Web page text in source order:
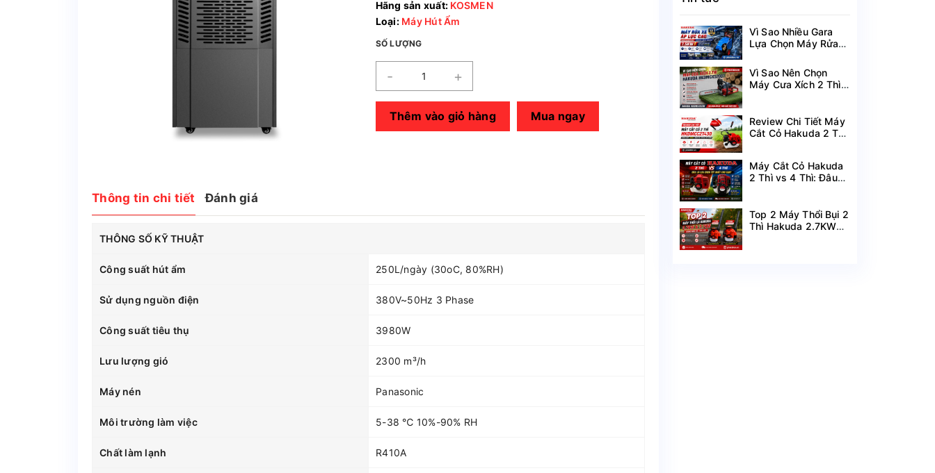
Hãng sản xuất: KOSMEN
Loại:Máy Hút Ẩm
SỐ LƯỢNG
- +
Thêm vào giỏ hàng Mua ngay
Thông tin chi tiết Đánh giá
THÔNG SỐ KỸ THUẬT
Công suất hút ẩm 250L/ngày (30oC, 80%RH)
Sử dụng nguồn điện 380V~50Hz 3 Phase
Công suất tiêu thụ 3980W
Lưu lượng gió 2300 m³/h
Máy nén Panasonic
Môi trường làm việc 5-38 ℃ 10%-90% RH
Chất làm lạnh R410A
Vì Sao Nhiều Gara
Lựa Chọn Máy Rửa
MRXCAHKD7500?
Vì Sao Nên Chọn
Máy Cưa Xích 2 Thì
Review Chi Tiết Máy
Cắt Cỏ Hakuda 2 Thì
Máy Cắt Cỏ Hakuda
2 Thì vs 4 Thì: Đâu
Top 2 Máy Thổi Bụi 2
Thì Hakuda 2.7KW